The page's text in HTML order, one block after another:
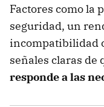
Factores como la
seguridad, un
incompatibilidad
señales claras de
responde a las